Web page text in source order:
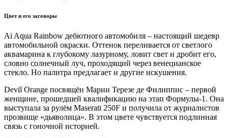
Цвет и его заговоры
Ai Aqua Rainbow дебютного автомобиля – настоящий шедевр
автомобильной окраски. Оттенок переливается от светлого
аквамарина к глубокому лазурному, ловит свет и дробит его,
словно солнечный луч, проходящий через венецианское
стекло. Но палитра предлагает и другие искушения.
Devil Orange посвящён Марии Терезе де Филиппис – первой
женщине, прошедшей квалификацию на этап Формулы-1. Она
выступала за рулём Maserati 250F и получила от журналистов
прозвище «дьяволица». В этом цвете чувствуется подлинная
связь с гоночной историей.